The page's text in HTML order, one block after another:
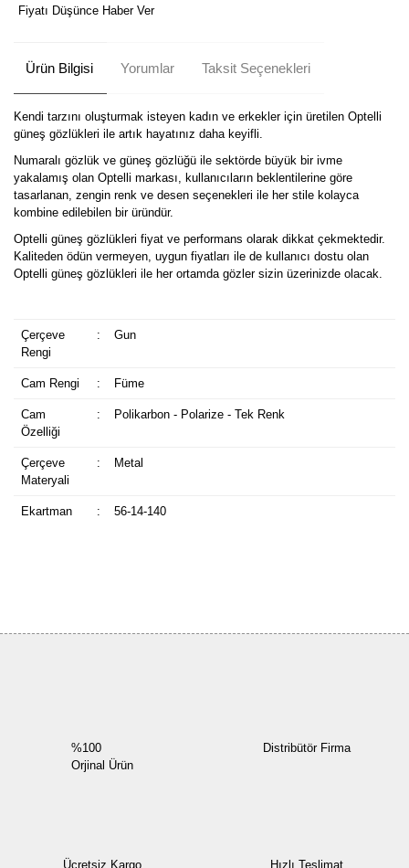
Fiyatı Düşünce Haber Ver
Ürün Bilgisi Yorumlar Taksit Seçenekleri
Kendi tarzını oluşturmak isteyen kadın ve erkekler için üretilen Optelli
güneş gözlükleri ile artık hayatınız daha keyifli.
Numaralı gözlük ve güneş gözlüğü ile sektörde büyük bir ivme
yakalamış olan Optelli markası, kullanıcıların beklentilerine göre
tasarlanan, zengin renk ve desen seçenekleri ile her stile kolayca
kombine edilebilen bir üründür.
Optelli güneş gözlükleri fiyat ve performans olarak dikkat çekmektedir.
Kaliteden ödün vermeyen, uygun fiyatları ile de kullanıcı dostu olan
Optelli güneş gözlükleri ile her ortamda gözler sizin üzerinizde olacak.
Çerçeve
Rengi
: Gun
Cam Rengi : Füme
Cam
Özelliği
: Polikarbon - Polarize - Tek Renk
Çerçeve
Materyali
: Metal
Ekartman : 56-14-140
%100
Orjinal Ürün
Distribütör Firma
Ücretsiz Kargo Hızlı Teslimat